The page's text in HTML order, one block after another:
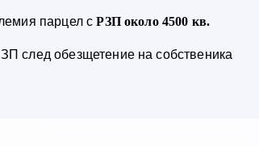
парцел сРЗП около 4500 кв.
след обезщетение на собственика